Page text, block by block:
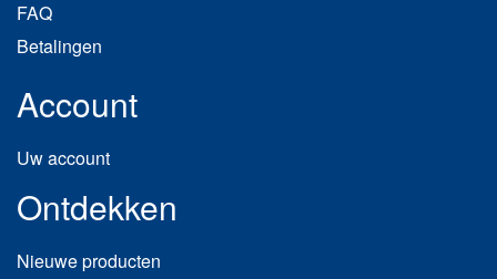
FAQ
Betalingen
Account
Uw account
Ontdekken
Nieuwe producten